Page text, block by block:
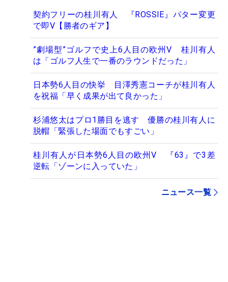
契約フリーの桂川有人 『ROSSIE』パター変更
で即V【勝者のギア】
”劇場型”ゴルフで史上6人目の欧州V 桂川有人
は「ゴルフ人生で一番のラウンドだった」
日本勢6人目の快挙 目澤秀憲コーチが桂川有人
を祝福「早く成果が出て良かった」
杉浦悠太はプロ1勝目を逃す 優勝の桂川有人に
脱帽「緊張した場面でもすごい」
桂川有人が日本勢6人目の欧州V 『63』で3差
逆転「ゾーンに入っていた」
ニュース一覧